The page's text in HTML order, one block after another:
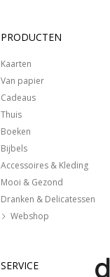
PRODUCTEN
Kaarten
Van papier
Cadeaus
Thuis
Boeken
Bijbels
Accessoires & Kleding
Mooi & Gezond
Dranken & Delicatessen
Webshop
SERVICE